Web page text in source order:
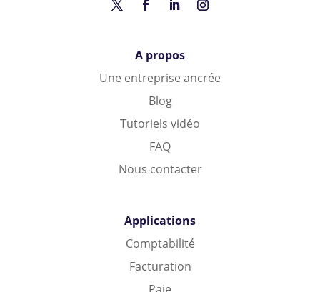
A propos
Une entreprise ancrée
Blog
Tutoriels vidéo
FAQ
Nous contacter
Applications
Comptabilité
Facturation